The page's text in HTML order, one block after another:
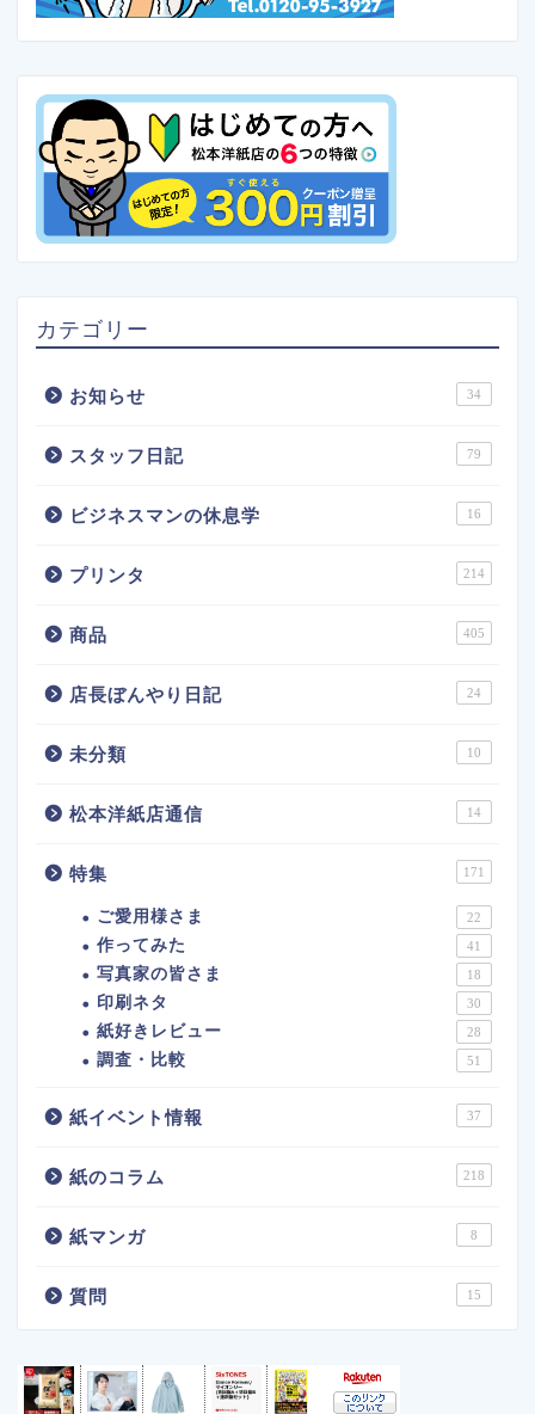
カテゴリー
お知らせ 34
スタッフ日記 79
ビジネスマンの休息学 16
プリンタ 214
商品 405
店長ぼんやり日記 24
未分類 10
松本洋紙店通信 14
特集 171
ご愛用様さま 22
作ってみた 41
写真家の皆さま 18
印刷ネタ 30
紙好きレビュー 28
調査・比較 51
紙イベント情報 37
紙のコラム 218
紙マンガ 8
質問 15